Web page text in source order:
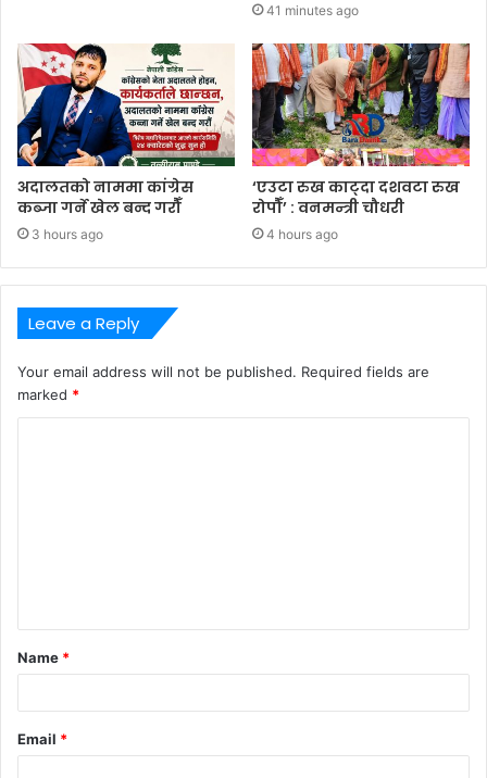
41 minutes ago
अदालतको नाममा कांग्रेस
कब्जा गर्ने खेल बन्द गरौँ
3 hours ago
‘एउटा रुख काट्दा दशवटा रुख
रोपौँ’ : वनमन्त्री चौधरी
4 hours ago
Leave a Reply
Your email address will not be published. Required fields are
marked *
t
*
Name *
Email *